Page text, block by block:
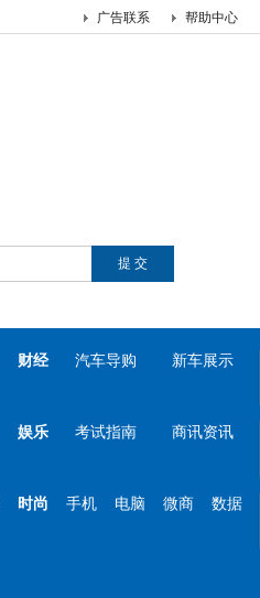
帮助中心
广告联系
财经 汽车导购 新车展示
娱乐 考试指南 商讯资讯
时尚 手机 电脑 微商 数据